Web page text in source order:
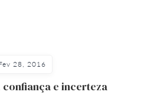
28, 2016
e incerteza